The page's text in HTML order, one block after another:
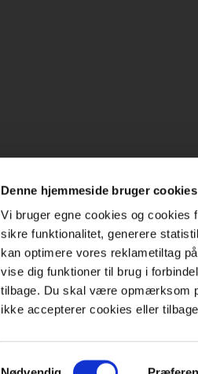
Denne hjemmeside bruger cookies
Vi bruger egne cookies og cookies
sikre funktionalitet, generere
kan optimere vores reklametiltag
vise dig funktioner til brug i
tilbage. Du skal være opmærksom
ikke accepterer cookies eller
Samtykkevalg